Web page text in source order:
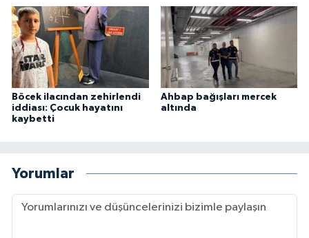
Böcek ilacından zehirlendi
iddiası: Çocuk hayatını
kaybetti
Ahbap bağışları mercek
altında
Yorumlar